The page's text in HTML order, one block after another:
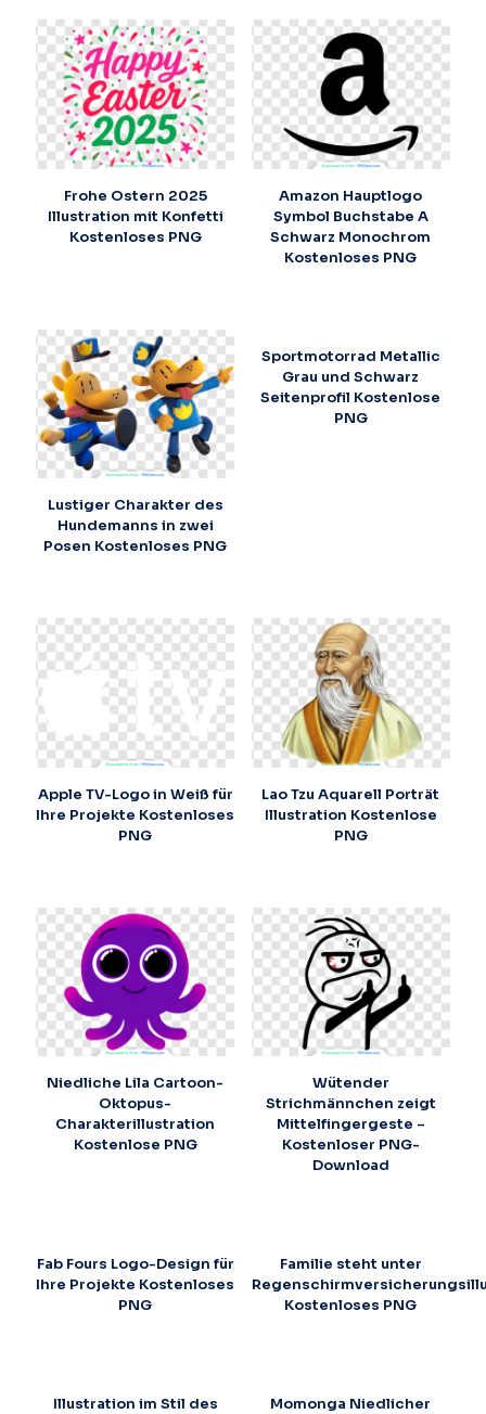
Frohe Ostern 2025
Illustration mit Konfetti
Kostenloses PNG
Amazon Hauptlogo
Symbol Buchstabe A
Schwarz Monochrom
Kostenloses PNG
Lustiger Charakter des
Hundemanns in zwei
Posen Kostenloses PNG
Sportmotorrad Metallic
Grau und Schwarz
Seitenprofil Kostenlose
PNG
Apple TV-Logo in Weiß für
Ihre Projekte Kostenloses
PNG
Lao Tzu Aquarell Porträt
Illustration Kostenlose
PNG
Niedliche Lila Cartoon-
Oktopus-
Charakterillustration
Kostenlose PNG
Wütender
Strichmännchen zeigt
Mittelfingergeste –
Kostenloser PNG-
Download
Fab Fours Logo-Design für
Ihre Projekte Kostenloses
PNG
Familie steht unter
Kostenloses PNG
Illustration im Stil des Momonga Niedlicher